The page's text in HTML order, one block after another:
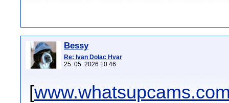
Bessy
Re: Ivan Dolac Hvar
25. 05. 2026 10:46
[